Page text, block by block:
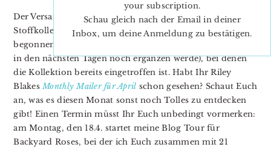
Der Versand vonBackyard Roses, meiner zweite
Stoffkollektion fürRiley Blake Designshat gerade
begonnen!! Unten findet Ihr eine Liste mit Shops (die ich
in den nächsten Tagen noch ergänzen werde), bei denen
die Kollektion bereits eingetroffen ist. Habt Ihr Riley
BlakesMonthly Mailer für April schon gesehen? Schaut Euch
an, was es diesen Monat sonst noch Tolles zu entdecken
gibt! Einen Termin müsst Ihr Euch unbedingt vormerken:
am Montag, den 18.4. startet meine Blog Tour für
Backyard Roses, bei der ich Euch zusammen mit 21
your subscription.
Schau gleich nach der Email in deiner
Inbox, um deine Anmeldung zu bestätigen.